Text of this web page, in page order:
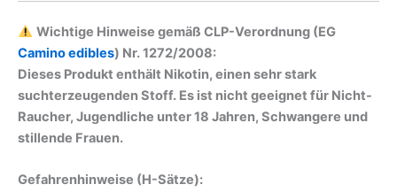
Wichtige Hinweise gemäß CLP-Verordnung (EG
Camino edibles) Nr. 1272/2008:
Dieses Produkt enthält Nikotin, einen sehr stark
suchterzeugenden Stoff. Es ist nicht geeignet für Nicht-
Raucher, Jugendliche unter 18 Jahren, Schwangere und
stillende Frauen.
Gefahrenhinweise (H-Sätze):